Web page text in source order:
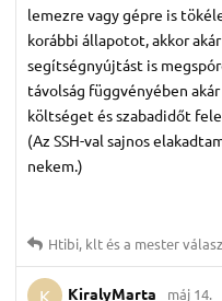
lemezre vagy gépre is
korábbi állapotot, akkor
segítségnyújtást is
távolság függvényében
költséget és szabadidőt
(Az SSH-val sajnos
nekem.)
Htibi, kltésa mester
K KiralyMarta máj 14.